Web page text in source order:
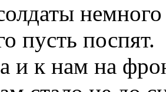
пусть поспят.
и к нам на